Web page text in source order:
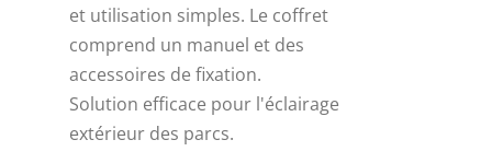
et utilisation simples. Le coffret
comprend un manuel et des
accessoires de fixation.
Solution efficace pour l'éclairage
extérieur des parcs.